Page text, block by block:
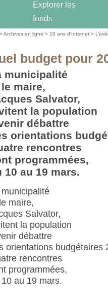
Explorer les
fonds
>Archives en ligne > 10 ans d’Internet >
budget pour
municipalité
maire,
Salvator,
la population
débattre
orientations
rencontres
programmées,
10 au 19 mars.
municipalité
maire,
Salvator,
la population
débattre
orientations budgétaires
rencontres
programmées,
au 19 mars.